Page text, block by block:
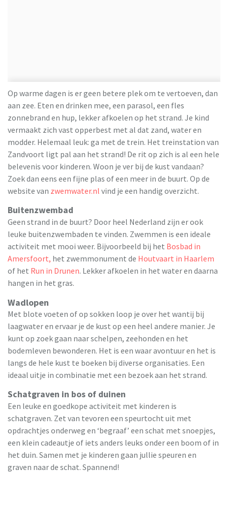
Op warme dagen is er geen betere plek om te vertoeven, dan
aan zee. Eten en drinken mee, een parasol, een fles
zonnebrand en hup, lekker afkoelen op het strand. Je kind
vermaakt zich vast opperbest met al dat zand, water en
modder. Helemaal leuk: ga met de trein. Het treinstation van
Zandvoort ligt pal aan het strand! De rit op zich is al een hele
belevenis voor kinderen. Woon je ver bij de kust vandaan?
Zoek dan eens een fijne plas of een meer in de buurt. Op de
website van zwemwater.nl vind je een handig overzicht.
Buitenzwembad
Geen strand in de buurt? Door heel Nederland zijn er ook
leuke buitenzwembaden te vinden. Zwemmen is een ideale
activiteit met mooi weer. Bijvoorbeeld bij het Bosbad in
Amersfoort, het zwemmonument de Houtvaart in Haarlem
of het Run in Drunen. Lekker afkoelen in het water en daarna
hangen in het gras.
Wadlopen
Met blote voeten of op sokken loop je over het wantij bij
laagwater en ervaar je de kust op een heel andere manier. Je
kunt op zoek gaan naar schelpen, zeehonden en het
bodemleven bewonderen. Het is een waar avontuur en het is
langs de hele kust te boeken bij diverse organisaties. Een
ideaal uitje in combinatie met een bezoek aan het strand.
Schatgraven in bos of duinen
Een leuke en goedkope activiteit met kinderen is
schatgraven. Zet van tevoren een speurtocht uit met
opdrachtjes onderweg en ‘begraaf’ een schat met snoepjes,
een klein cadeautje of iets anders leuks onder een boom of in
het duin. Samen met je kinderen gaan jullie speuren en
graven naar de schat. Spannend!